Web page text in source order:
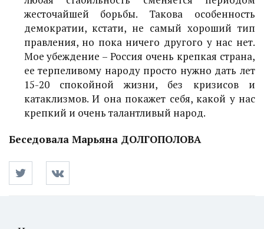
жесточайшей борьбы. Такова особенность
демократии, кстати, не самый хороший тип
правления, но пока ничего другого у нас нет.
Мое убеждение – Россия очень крепкая страна,
ее терпеливому народу просто нужно дать лет
15-20 спокойной жизни, без кризисов и
катаклизмов. И она покажет себя, какой у нас
крепкий и очень талантливый народ.
Беседовала Марьяна ДОЛГОПОЛОВА